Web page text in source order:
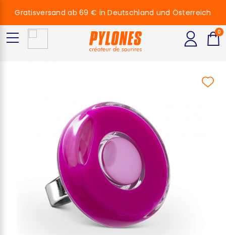
Gratisversand ab 69 € in Deutschland und Österreich
0